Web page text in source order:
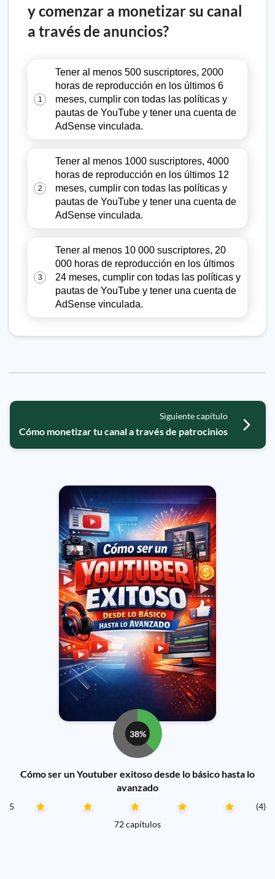
y comenzar a monetizar su canal
a través de anuncios?
1
Tener al menos 500 suscriptores, 2000
horas de reproducción en los últimos 6
meses, cumplir con todas las políticas y
pautas de YouTube y tener una cuenta de
AdSense vinculada.
2
Tener al menos 1000 suscriptores, 4000
horas de reproducción en los últimos 12
meses, cumplir con todas las políticas y
pautas de YouTube y tener una cuenta de
AdSense vinculada.
3
Tener al menos 10 000 suscriptores, 20
000 horas de reproducción en los últimos
24 meses, cumplir con todas las políticas y
pautas de YouTube y tener una cuenta de
AdSense vinculada.
Siguiente capítulo
Cómo monetizar tu canal a través de patrocinios
38%
Cómo ser un Youtuber exitoso desde lo básico hasta lo
avanzado
5
(4)
72 capítulos